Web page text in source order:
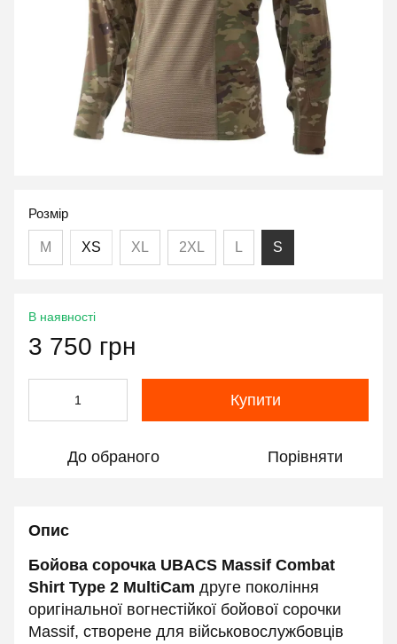
Розмір
M XS XL 2XL L S
В наявності
3 750 грн
Купити
До обраного Порівняти
Опис
Бойова сорочка UBACS Massif Combat
Shirt Type 2 MultiCam друге покоління
оригінальної вогнестійкої бойової сорочки
Massif, створене для військовослужбовців